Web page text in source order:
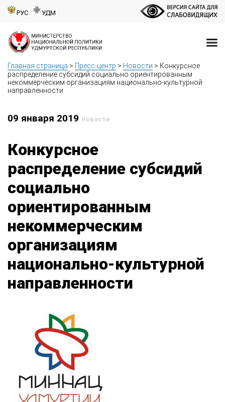
РУС УДМ
Главная страница > Пресс-центр > Новости > Конкурсное
распределение субсидий социально ориентированным
некоммерческим организациям национально-культурной
направленности
09 января 2019 Новости
Конкурсное
распределение субсидий
социально
ориентированным
некоммерческим
организациям
национально-культурной
направленности